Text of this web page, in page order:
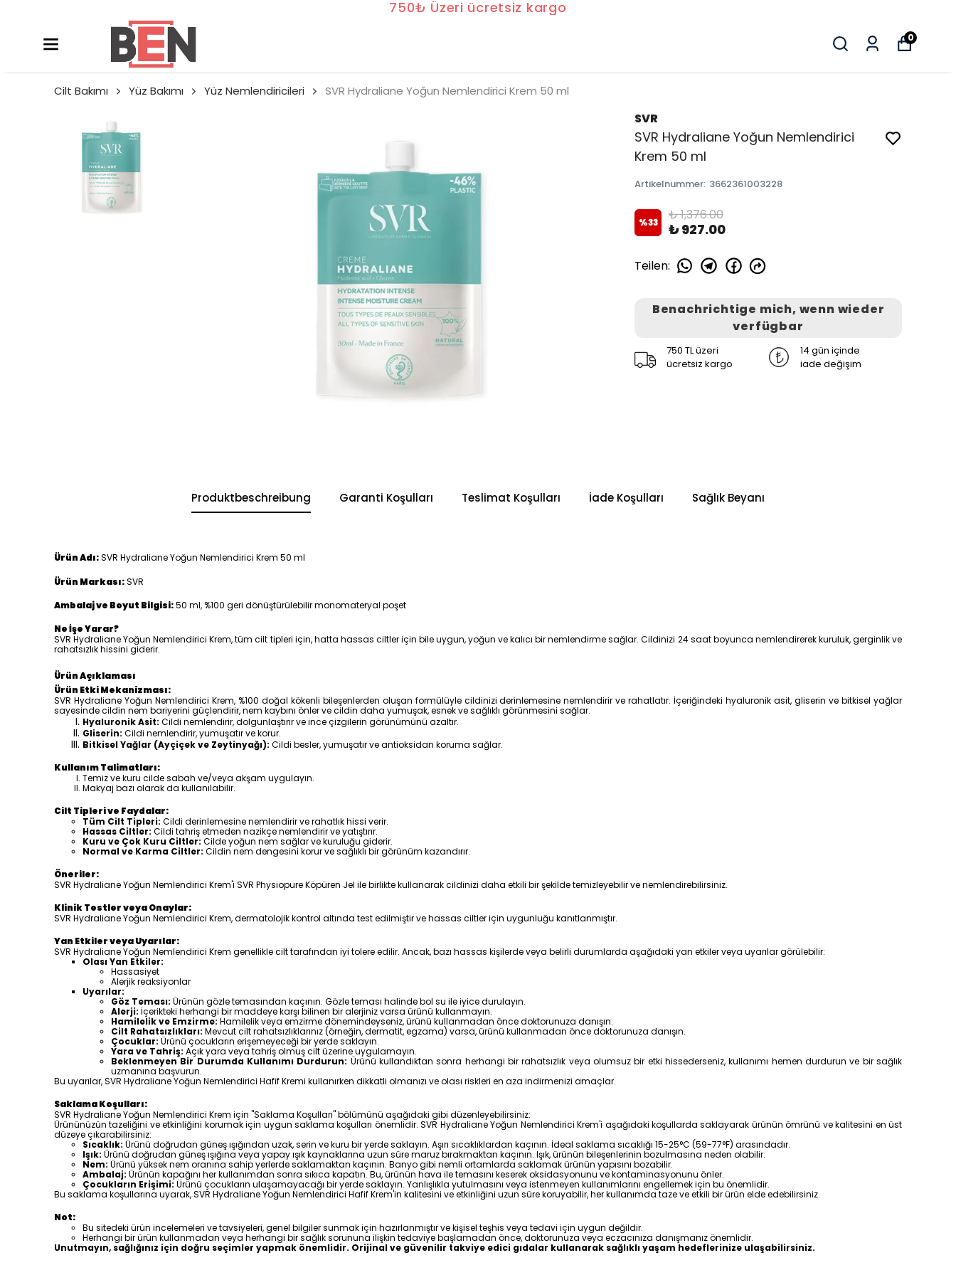
750₺ Üzeri ücretsiz kargo
0
Cilt Bakımı Yüz Bakımı Yüz Nemlendiricileri SVR Hydraliane Yoğun Nemlendirici Krem 50 ml
SVR
SVR Hydraliane Yoğun Nemlendirici
Krem 50 ml
Artikelnummer: 3662361003228
%33 ₺ 1,376.00
₺ 927.00
Teilen:
Benachrichtige mich, wenn wieder
verfügbar
750 TL üzeri
ücretsiz kargo
14 gün içinde
iade değişim
Produktbeschreibung Garanti Koşulları Teslimat Koşulları İade Koşulları Sağlık Beyanı
Ürün Adı:SVR Hydraliane Yoğun Nemlendirici Krem 50 ml
Ürün Markası:SVR
Ambalaj ve Boyut Bilgisi:50 ml, %100 geri dönüştürülebilir monomateryal poşet
Ne İşe Yarar?
SVR Hydraliane Yoğun Nemlendirici Krem, tüm cilt tipleri için, hatta hassas ciltler için bile uygun, yoğun ve kalıcı bir nemlendirme sağlar. Cildinizi 24 saat boyunca nemlendirerek kuruluk, gerginlik ve
rahatsızlık hissini giderir.
Ürün Açıklaması
Ürün Etki Mekanizması:
SVR Hydraliane Yoğun Nemlendirici Krem, %100 doğal kökenli bileşenlerden oluşan formülüyle cildinizi derinlemesine nemlendirir ve rahatlatır. İçeriğindeki hyaluronik asit, gliserin ve bitkisel yağlar
sayesinde cildin nem bariyerini güçlendirir, nem kaybını önler ve cildin daha yumuşak, esnek ve sağlıklı görünmesini sağlar.
Hyaluronik Asit: Cildi nemlendirir, dolgunlaştırır ve ince çizgilerin görünümünü azaltır.
Gliserin: Cildi nemlendirir, yumuşatır ve korur.
Bitkisel Yağlar (Ayçiçek ve Zeytinyağı): Cildi besler, yumuşatır ve antioksidan koruma sağlar.
Kullanım Talimatları:
Temiz ve kuru cilde sabah ve/veya akşam uygulayın.
Makyaj bazı olarak da kullanılabilir.
Cilt Tipleri ve Faydalar:
Tüm Cilt Tipleri: Cildi derinlemesine nemlendirir ve rahatlık hissi verir.
Hassas Ciltler: Cildi tahriş etmeden nazikçe nemlendirir ve yatıştırır.
Kuru ve Çok Kuru Ciltler: Cilde yoğun nem sağlar ve kuruluğu giderir.
Normal ve Karma Ciltler: Cildin nem dengesini korur ve sağlıklı bir görünüm kazandırır.
Öneriler:
SVR Hydraliane Yoğun Nemlendirici Krem'i SVR Physiopure Köpüren Jel ile birlikte kullanarak cildinizi daha etkili bir şekilde temizleyebilir ve nemlendirebilirsiniz.
Klinik Testler veya Onaylar:
SVR Hydraliane Yoğun Nemlendirici Krem, dermatolojik kontrol altında test edilmiştir ve hassas ciltler için uygunluğu kanıtlanmıştır.
Yan Etkiler veya Uyarılar:
SVR Hydraliane Yoğun Nemlendirici Krem genellikle cilt tarafından iyi tolere edilir. Ancak, bazı hassas kişilerde veya belirli durumlarda aşağıdaki yan etkiler veya uyarılar görülebilir:
Olası Yan Etkiler:
Hassasiyet
Alerjik reaksiyonlar
Uyarılar:
Göz Teması: Ürünün gözle temasından kaçının. Gözle teması halinde bol su ile iyice durulayın.
Alerji: İçerikteki herhangi bir maddeye karşı bilinen bir alerjiniz varsa ürünü kullanmayın.
Hamilelik ve Emzirme: Hamilelik veya emzirme dönemindeyseniz, ürünü kullanmadan önce doktorunuza danışın.
Cilt Rahatsızlıkları: Mevcut cilt rahatsızlıklarınız (örneğin, dermatit, egzama) varsa, ürünü kullanmadan önce doktorunuza danışın.
Çocuklar: Ürünü çocukların erişemeyeceği bir yerde saklayın.
Yara ve Tahriş: Açık yara veya tahriş olmuş cilt üzerine uygulamayın.
Beklenmeyen Bir Durumda Kullanımı Durdurun: Ürünü kullandıktan sonra herhangi bir rahatsızlık veya olumsuz bir etki hissederseniz, kullanımı hemen durdurun ve bir sağlık
uzmanına başvurun.
Bu uyarılar, SVR Hydraliane Yoğun Nemlendirici Hafif Kremi kullanırken dikkatli olmanızı ve olası riskleri en aza indirmenizi amaçlar.
Saklama Koşulları:
SVR Hydraliane Yoğun Nemlendirici Krem için "Saklama Koşulları" bölümünü aşağıdaki gibi düzenleyebilirsiniz:
Ürününüzün tazeliğini ve etkinliğini korumak için uygun saklama koşulları önemlidir. SVR Hydraliane Yoğun Nemlendirici Krem'i aşağıdaki koşullarda saklayarak ürünün ömrünü ve kalitesini en üst
düzeye çıkarabilirsiniz:
Sıcaklık: Ürünü doğrudan güneş ışığından uzak, serin ve kuru bir yerde saklayın. Aşırı sıcaklıklardan kaçının. İdeal saklama sıcaklığı 15-25°C (59-77°F) arasındadır.
Işık: Ürünü doğrudan güneş ışığına veya yapay ışık kaynaklarına uzun süre maruz bırakmaktan kaçının. Işık, ürünün bileşenlerinin bozulmasına neden olabilir.
Nem: Ürünü yüksek nem oranına sahip yerlerde saklamaktan kaçının. Banyo gibi nemli ortamlarda saklamak ürünün yapısını bozabilir.
Ambalaj: Ürünün kapağını her kullanımdan sonra sıkıca kapatın. Bu, ürünün hava ile temasını keserek oksidasyonunu ve kontaminasyonunu önler.
Çocukların Erişimi: Ürünü çocukların ulaşamayacağı bir yerde saklayın. Yanlışlıkla yutulmasını veya istenmeyen kullanımlarını engellemek için bu önemlidir.
Bu saklama koşullarına uyarak, SVR Hydraliane Yoğun Nemlendirici Hafif Krem'in kalitesini ve etkinliğini uzun süre koruyabilir, her kullanımda taze ve etkili bir ürün elde edebilirsiniz.
Not:
Bu sitedeki ürün incelemeleri ve tavsiyeleri, genel bilgiler sunmak için hazırlanmıştır ve kişisel teşhis veya tedavi için uygun değildir.
Herhangi bir ürün kullanmadan veya herhangi bir sağlık sorununa ilişkin tedaviye başlamadan önce, doktorunuza veya eczacınıza danışmanız önemlidir.
Unutmayın, sağlığınız için doğru seçimler yapmak önemlidir. Orijinal ve güvenilir takviye edici gıdalar kullanarak sağlıklı yaşam hedeflerinize ulaşabilirsiniz.